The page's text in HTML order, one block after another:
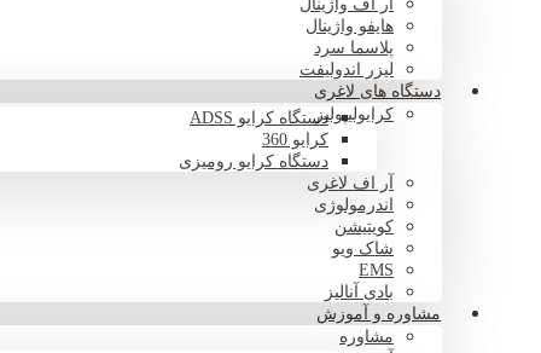
آر اف واژینال
هایفو واژینال
پلاسما سرد
لیزر اندولیفت
دستگاه های لاغری
کرایولیپولیزدستگاه کرایو ADSS
کرایو 360
دستگاه کرایو رومیزی
آر اف لاغری
اندرمولوژی
کویتیشن
شاک ویو
EMS
بادی آنالیز
مشاوره و آموزش
مشاوره